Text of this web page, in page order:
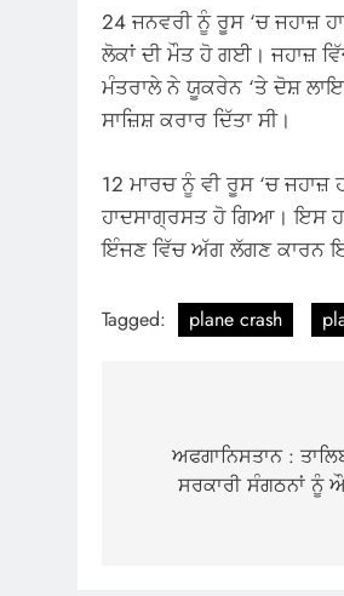
24 ਜਨਵਰੀ ਨੂੰ ਰੂਸ ‘ਚ ਜਹਾਜ਼
ਲੋਕਾਂ ਦੀ ਮੌਤ ਹੋ ਗਈ। ਜਹਾਜ਼
ਮੰਤਰਾਲੇ ਨੇ ਯੂਕਰੇਨ ‘ਤੇ ਦੋਸ਼
ਸਾਜ਼ਿਸ਼ ਕਰਾਰ ਦਿੱਤਾ ਸੀ।
12 ਮਾਰਚ ਨੂੰ ਵੀ ਰੂਸ ‘ਚ
ਹਾਦਸਾਗ੍ਰਸਤ ਹੋ ਗਿਆ। ਇਸ
ਇੰਜਣ ਵਿੱਚ ਅੱਗ ਲੱਗਣ ਕਾਰਨ
Tagged: plane crash
navigation
ਅਫਗਾਨਿਸਤਾਨ :
ਸਰਕਾਰੀ ਸੰਗਠਨਾਂ ਨੂੰ